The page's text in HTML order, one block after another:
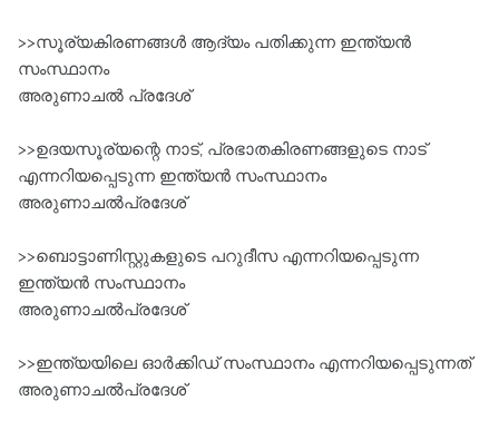
>>സൂര്യകിരണങ്ങൾ ആദ്യം പതിക്കുന്ന ഇന്ത്യൻ
സംസ്ഥാനം
അരുണാചൽ പ്രദേശ്‌
>>ഉദയസൂര്യന്റെ നാട്‌, പ്രഭാതകിരണങ്ങളുടെ നാട്‌
എന്നറിയപ്പെടുന്ന ഇന്ത്യൻ സംസ്ഥാനം
അരുണാചൽപ്രദേശ്‌
>>ബൊട്ടാണിസ്റ്റുകളുടെ പറുദീസ എന്നറിയപ്പെടുന്ന
ഇന്ത്യൻ സംസ്ഥാനം
അരുണാചൽപ്രദേശ്‌
>>ഇന്ത്യയിലെ ഓർക്കിഡ്‌ സംസ്ഥാനം എന്നറിയപ്പെടുന്നത്‌
അരുണാചൽപ്രദേശ്‌